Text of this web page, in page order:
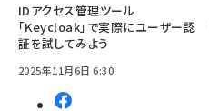
IDアクセス管理ツール
「Keycloak」で実際にユーザー認
証を試してみよう
2025年11月6日 6:30